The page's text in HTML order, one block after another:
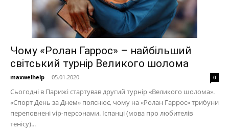
Чому «Ролан Гаррос» – найбільший
світський турнір Великого шолома
maxwelhelp - 05.01.2020 0
Сьогодні в Парижі стартував другий турнір «Великого шолома».
«Спорт День за Днем» пояснює, чому на «Ролан Гаррос» трибуни
переповнені vip-персонами. Іспанці (мова про любителів
тенісу)...